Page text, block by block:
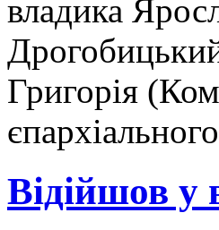
владика
Григорія
Відійшов у